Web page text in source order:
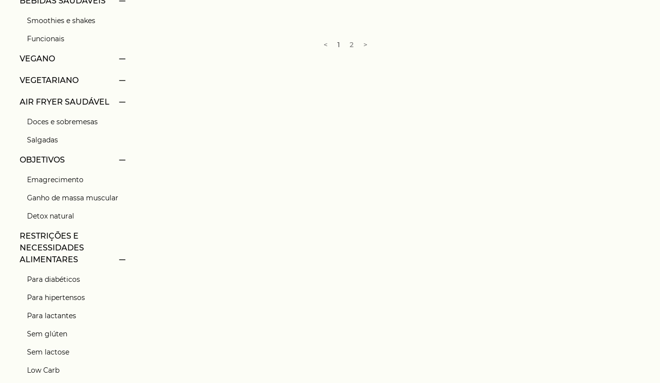
Smoothies e shakes
Funcionais
VEGANO
VEGETARIANO
AIR FRYER SAUDÁVEL
Doces e sobremesas
Salgadas
OBJETIVOS
Emagrecimento
Ganho de massa muscular
Detox natural
RESTRIÇÕES E
NECESSIDADES
ALIMENTARES
Para diabéticos
Para hipertensos
Para lactantes
Sem glúten
Sem lactose
Low Carb
< 1 2 >